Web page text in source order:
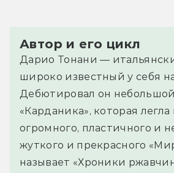
Автор и его цикл
Дарио Тонани —
широко известный у себя
Дебютировал он
«Карданика», которая легла
огромного, пластичного и
жуткого и прекрасного
называет «Хроники